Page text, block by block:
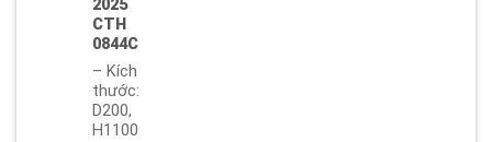
2025
CTH
0844C
– Kích
thước:
D200,
H1100